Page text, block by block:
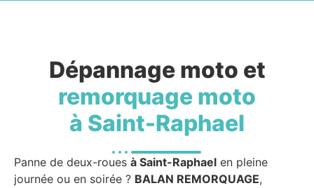
Dépannage moto et
remorquage moto
à Saint-Raphael
Panne de deux-roues à Saint-Raphael en pleine
journée ou en soirée ? BALAN REMORQUAGE,